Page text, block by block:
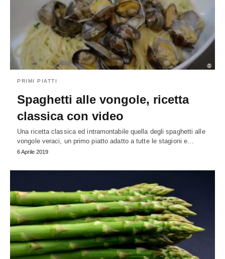
PRIMI PIATTI
Spaghetti alle vongole, ricetta
classica con video
Una ricetta classica ed intramontabile quella degli spaghetti alle
vongole veraci, un primo piatto adatto a tutte le stagioni e…
6 Aprile 2019